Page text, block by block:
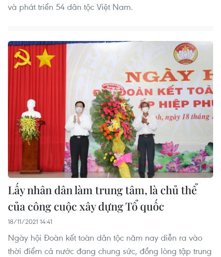
và phát triển 54 dân tộc Việt Nam.
Lấy nhân dân làm trung tâm, là chủ thể
của công cuộc xây dựng Tổ quốc
18/11/2021 14:41
Ngày hội Đoàn kết toàn dân tộc năm nay diễn ra vào
thời điểm cả nước đang chung sức, đồng lòng tập trung